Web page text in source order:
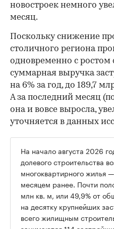
новостроек немного
месяц.
Поскольку снижение
столичного региона
одновременно с ростом
суммарная выручка
на 6% за год, до 189,7
А за последний месяц
она и вовсе выросла,
уточняется в данных
На начало августа 2026
долевого строительства
многоквартирного жилья
месяцем ранее. Почти
млн кв. м, или 49,9% от
на десятку крупнейших
всего жилищным